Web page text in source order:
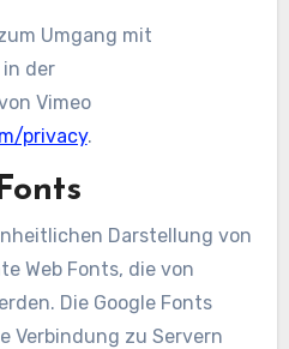
Umgang mit
der
Vimeo
privacy.
Darstellung von
Web Fonts, die von
Die Google Fonts
Verbindung zu Servern